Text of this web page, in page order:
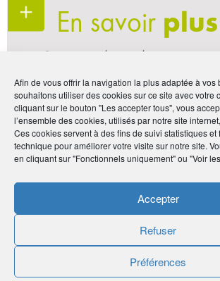
Afin de vous offrir la navigation la plus adaptée à vos
souhaitons utiliser des cookies sur ce site avec votre
cliquant sur le bouton "Les accepter tous", vous
l’ensemble des cookies, utilisés par notre site
Ces cookies servent à des fins de suivi statistiques et
technique pour améliorer votre visite sur notre site.
en cliquant sur "Fonctionnels uniquement" ou "Voir
Accepter
Refuser
Préférences
En savoir plus
Pour tester le simulateur
Plus d'informations sur Bercy
Consultez notre dossier sur le
d'entreprise
Imprimer